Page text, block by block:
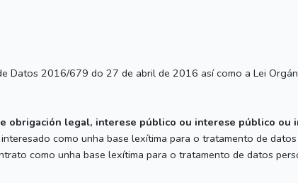
Datos 2016/679 do 27 de abril de 2016 así como a Lei
obrigación legal, interese público ou interese público ou
como unha base lexítima para o tratamento de
como unha base lexítima para o tratamento de datos